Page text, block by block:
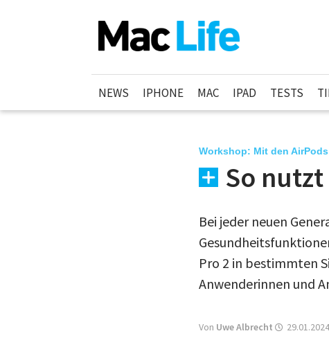
NEWS IPHONE MAC IPAD TESTS
Workshop: Mit den
So
Bei jeder neuen
Pro 2 in bestimmten
Anwenderinnen und
Von Uwe Albrecht